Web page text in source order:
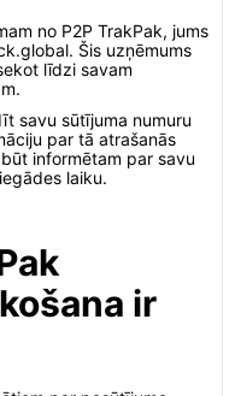
no P2P TrakPak, jums
Šis uzņēmums
līdzi savam
savu sūtījuma numuru
par tā atrašanās
informētam par savu
laiku.
ir